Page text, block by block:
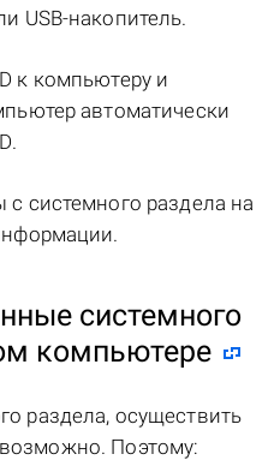
USB-накопитель.
к компьютеру и
автоматически
системного раздела на
системного
компьютере
раздела, осуществить
Поэтому: